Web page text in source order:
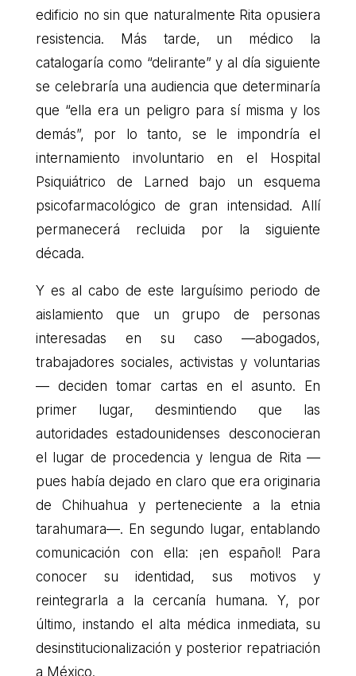
edificio no sin que naturalmente Rita opusiera
resistencia. Más tarde, un médico la
catalogaría como “delirante” y al día siguiente
se celebraría una audiencia que determinaría
que “ella era un peligro para sí misma y los
demás”, por lo tanto, se le impondría el
internamiento involuntario en el Hospital
Psiquiátrico de Larned bajo un esquema
psicofarmacológico de gran intensidad. Allí
permanecerá recluida por la siguiente
década.
Y es al cabo de este larguísimo periodo de
aislamiento que un grupo de personas
interesadas en su caso —abogados,
trabajadores sociales, activistas y voluntarias
— deciden tomar cartas en el asunto. En
primer lugar, desmintiendo que las
autoridades estadounidenses desconocieran
el lugar de procedencia y lengua de Rita —
pues había dejado en claro que era originaria
de Chihuahua y perteneciente a la etnia
tarahumara—. En segundo lugar, entablando
comunicación con ella: ¡en español! Para
conocer su identidad, sus motivos y
reintegrarla a la cercanía humana. Y, por
último, instando el alta médica inmediata, su
desinstitucionalización y posterior repatriación
a México.